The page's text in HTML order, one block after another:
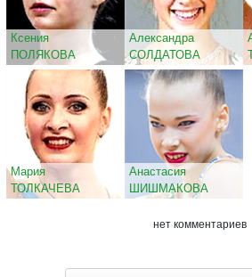
Ксения
ПОЛЯКОВА
Александра
СОЛДАТОВА
Мария
ТОЛКАЧЕВА
Анастасия
ШИШМАКОВА
нет комментариев